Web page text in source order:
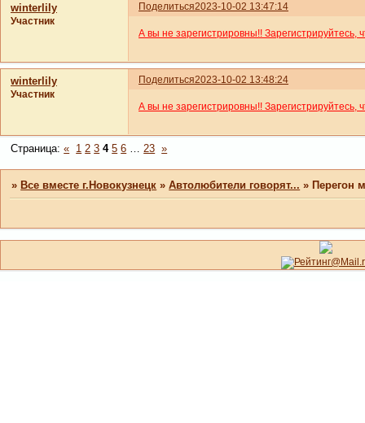
Поделиться2023-10-02 13:47:14
winterlily
Участник
А вы не зарегистрировны!! Зарегистрируйтесь,
Поделиться2023-10-02 13:48:24
winterlily
Участник
А вы не зарегистрировны!! Зарегистрируйтесь,
Страница:« 1 2 3 4 5 6 23 »
»Все вместе г.Новокузнецк »Автолюбители говорят... »Перегон